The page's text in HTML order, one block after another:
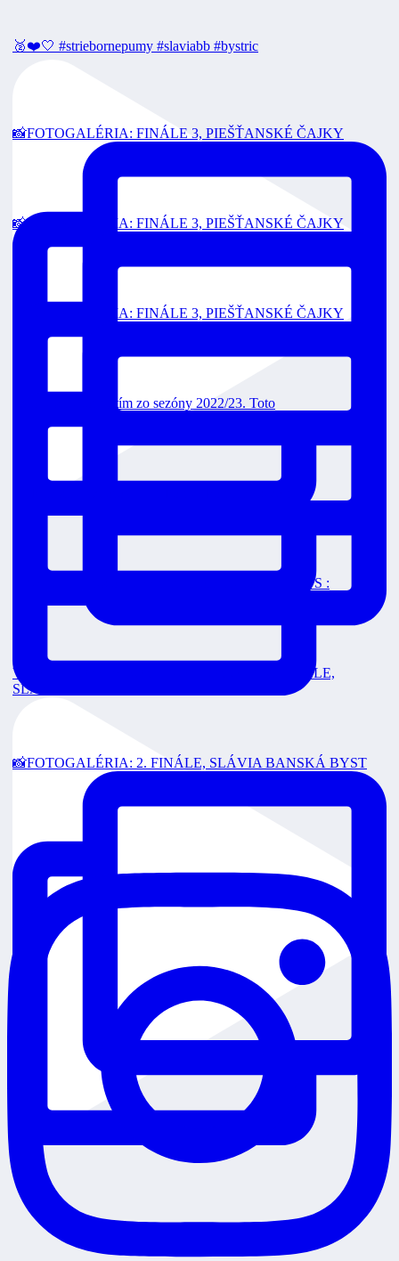
🥈❤️🤍 #striebornepumy #slaviabb #bystric
📸FOTOGALÉRIA: FINÁLE 3, PIEŠŤANSKÉ ČAJKY
📸FOTOGALÉRIA: FINÁLE 3, PIEŠŤANSKÉ ČAJKY
📸FOTOGALÉRIA: FINÁLE 3, PIEŠŤANSKÉ ČAJKY
Toto je strieborný tím zo sezóny 2022/23. Toto
FINÁLE 3 Dnes o 18:00 v priamom prenose na RTVS :
VEOLIA POZÁPASOVÉ ROZHOVORY: 2. FINÁLE,
SLÁVIA
📸FOTOGALÉRIA: 2. FINÁLE, SLÁVIA BANSKÁ BYST